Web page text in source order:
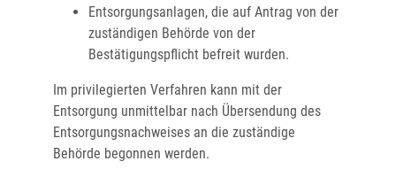
Entsorgungsanlagen, die auf Antrag von der
zuständigen Behörde von der
Bestätigungspflicht befreit wurden.
Im privilegierten Verfahren kann mit der
Entsorgung unmittelbar nach Übersendung des
Entsorgungsnachweises an die zuständige
Behörde begonnen werden.